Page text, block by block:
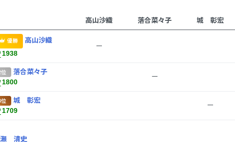
高山沙織 落合菜々子 城 彰宏
優勝
高山沙織
1938
ー
位
落合菜々子
1800
ー
位
城 彰宏
1709
ー
清史